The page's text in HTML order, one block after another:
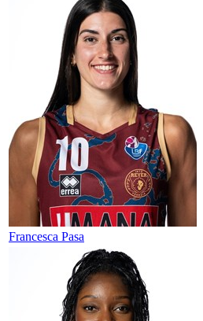
Francesca Pasa